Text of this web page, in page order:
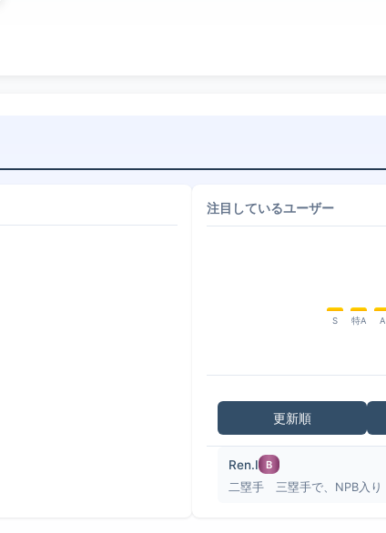
注目しているユーザー
S 特A A
更新順
Ren.I B
二塁手 三塁手で、NPB入り